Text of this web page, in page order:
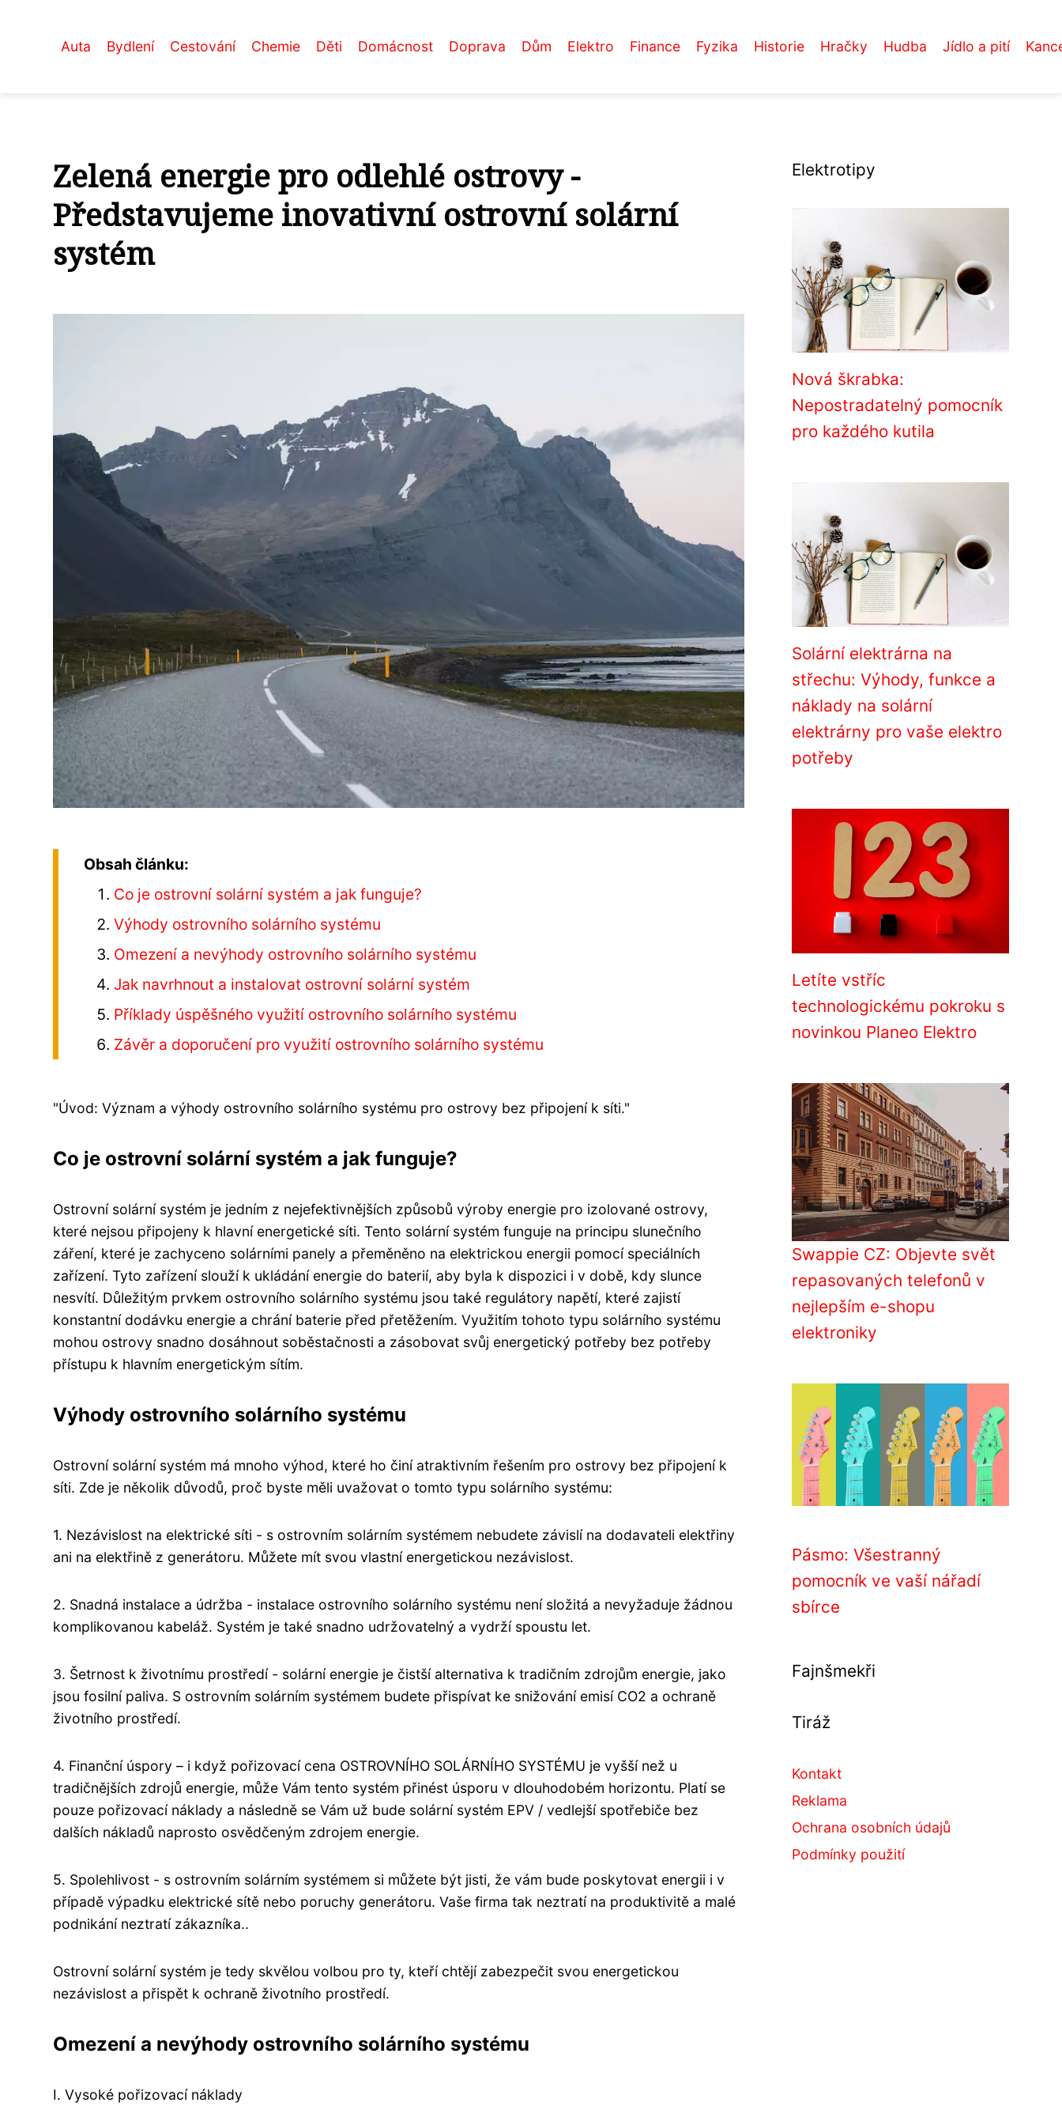
Auta Bydlení Cestování Chemie Děti Domácnost Doprava Dům Elektro Finance Fyzika Historie Hračky Hudba Jídlo a pití
Zelená energie pro odlehlé ostrovy -
Představujeme inovativní ostrovní solární
systém
Obsah článku:
Co je ostrovní solární systém a jak funguje?
Výhody ostrovního solárního systému
Omezení a nevýhody ostrovního solárního systému
Jak navrhnout a instalovat ostrovní solární systém
Příklady úspěšného využití ostrovního solárního systému
Závěr a doporučení pro využití ostrovního solárního systému
"Úvod: Význam a výhody ostrovního solárního systému pro ostrovy bez připojení k síti."
Co je ostrovní solární systém a jak funguje?
Ostrovní solární systém je jedním z nejefektivnějších způsobů výroby energie pro izolované ostrovy,
které nejsou připojeny k hlavní energetické síti. Tento solární systém funguje na principu slunečního
záření, které je zachyceno solárními panely a přeměněno na elektrickou energii pomocí speciálních
zařízení. Tyto zařízení slouží k ukládání energie do baterií, aby byla k dispozici i v době, kdy slunce
nesvítí. Důležitým prvkem ostrovního solárního systému jsou také regulátory napětí, které zajistí
konstantní dodávku energie a chrání baterie před přetěžením. Využitím tohoto typu solárního systému
mohou ostrovy snadno dosáhnout soběstačnosti a zásobovat svůj energetický potřeby bez potřeby
přístupu k hlavním energetickým sítím.
Výhody ostrovního solárního systému
Ostrovní solární systém má mnoho výhod, které ho činí atraktivním řešením pro ostrovy bez připojení k
síti. Zde je několik důvodů, proč byste měli uvažovat o tomto typu solárního systému:
1. Nezávislost na elektrické síti - s ostrovním solárním systémem nebudete závislí na dodavateli elektřiny
ani na elektřině z generátoru. Můžete mít svou vlastní energetickou nezávislost.
2. Snadná instalace a údržba - instalace ostrovního solárního systému není složitá a nevyžaduje žádnou
komplikovanou kabeláž. Systém je také snadno udržovatelný a vydrží spoustu let.
3. Šetrnost k životnímu prostředí - solární energie je čistší alternativa k tradičním zdrojům energie, jako
jsou fosilní paliva. S ostrovním solárním systémem budete přispívat ke snižování emisí CO2 a ochraně
životního prostředí.
4. Finanční úspory – i když pořizovací cena OSTROVNÍHO SOLÁRNÍHO SYSTÉMU je vyšší než u
tradičnějších zdrojů energie, může Vám tento systém přinést úsporu v dlouhodobém horizontu. Platí se
pouze pořizovací náklady a následně se Vám už bude solární systém EPV / vedlejší spotřebiče bez
dalších nákladů naprosto osvědčeným zdrojem energie.
5. Spolehlivost - s ostrovním solárním systémem si můžete být jisti, že vám bude poskytovat energii i v
případě výpadku elektrické sítě nebo poruchy generátoru. Vaše firma tak neztratí na produktivitě a malé
podnikání neztratí zákazníka..
Ostrovní solární systém je tedy skvělou volbou pro ty, kteří chtějí zabezpečit svou energetickou
nezávislost a přispět k ochraně životního prostředí.
Omezení a nevýhody ostrovního solárního systému
I. Vysoké pořizovací náklady
Elektrotipy
Nová škrabka:
Nepostradatelný pomocník
pro každého kutila
Solární elektrárna na
střechu: Výhody, funkce a
náklady na solární
elektrárny pro vaše elektro
potřeby
Letíte vstříc
technologickému pokroku s
novinkou Planeo Elektro
Swappie CZ: Objevte svět
repasovaných telefonů v
nejlepším e-shopu
elektroniky
Pásmo: Všestranný
pomocník ve vaší nářadí
sbírce
Fajnšmekři
Tiráž
Kontakt
Reklama
Ochrana osobních údajů
Podmínky použití